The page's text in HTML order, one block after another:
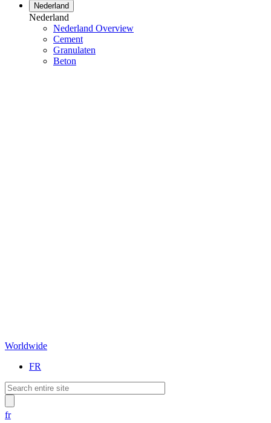
Nederland
Nederland
Nederland Overview
Cement
Granulaten
Beton
Worldwide
FR
fr